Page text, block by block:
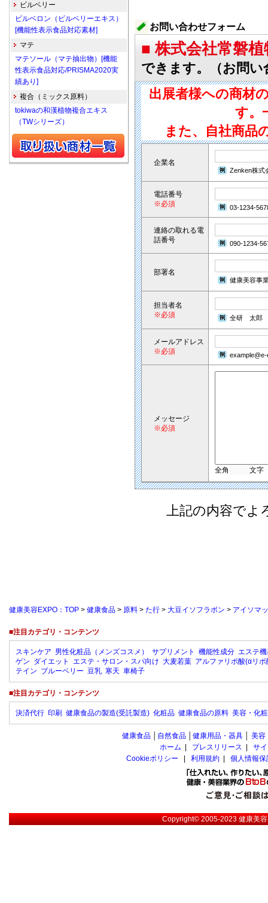
お問い合わせフォーム
■ 株式会社常磐
できます。（お問い
出展者様への商材
す。
また、自社商品
企業名
Zenken株式
電話番号
※必須
03-1234-
連絡の取れる電
話番号
090-1234-
部署名
健康美容事
担当者名
※必須
全研 太郎
メールアドレス
※必須
メッセージ
※必須
全角 文字
上記の内容でよ
ビルベリー
ビルベロン（ビルベリーエキス）
[機能性表示食品対応素材]
マテ
マテソール（マテ抽出物）[機能
性表示食品対応/PRISMA2020実
績あり]
複合（ミックス原料）
tokiwaの和漢植物複合エキス
（TWシリーズ）
健康美容EXPO：TOP > 健康食品 > 原料 > た行 > 大豆イソフラボン > アイソマ
■注目カテゴリ・コンテンツ
スキンケア 男性化粧品（メンズコスメ） サプリメント 機能性成分 エステ
ゲン ダイエット エステ・サロン・スパ向け 大麦若葉 アルファリポ酸(αリポ
テイン ブルーベリー 豆乳 寒天 車椅子
■注目カテゴリ・コンテンツ
決済代行 印刷 健康食品の製造(受託製造) 化粧品 健康食品の原料 美容・化
健康食品 自然食品 健康用品・器具 美容
ホーム
プレスリリース
サ
Cookieポリシー
利用規約 個人情報
Copyright© 2005-2023健康美